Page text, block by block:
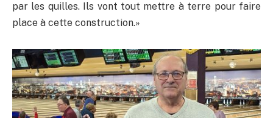
par les quilles. Ils vont tout mettre à terre pour faire
place à cette construction.»